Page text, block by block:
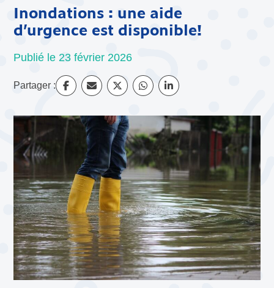
Inondations : une aide
d’urgence est disponible!
Publié le 23 février 2026
Partager :